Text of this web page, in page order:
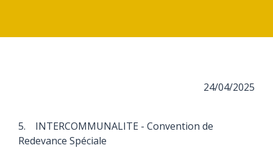
24/04/2025
5. INTERCOMMUNALITE - Convention de
Redevance Spéciale